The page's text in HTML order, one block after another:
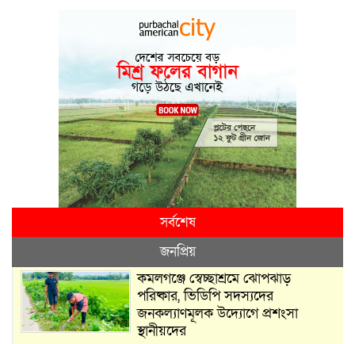
সর্বশেষ
জনপ্রিয়
কমলগঞ্জে স্বেচ্ছাশ্রমে ঝোপঝাড়
পরিষ্কার, ভিডিপি সদস্যদের
জনকল্যাণমূলক উদ্যোগে প্রশংসা
স্থানীয়দের